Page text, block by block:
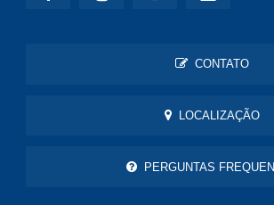
CONTATO
LOCALIZAÇÃO
PERGUNTAS